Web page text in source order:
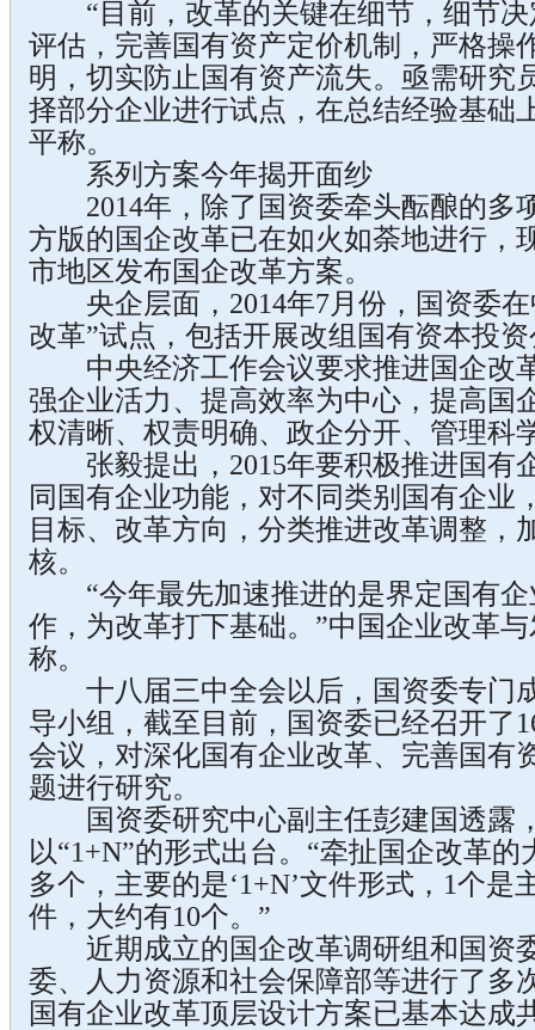
“目前，改革的关键在细节，细节决
评估，完善国有资产定价机制，严格操
明，切实防止国有资产流失。亟需研究
择部分企业进行试点，在总结经验基础
平称。
系列方案今年揭开面纱
2014年，除了国资委牵头酝酿的多
方版的国企改革已在如火如荼地进行，
市地区发布国企改革方案。
央企层面，2014年7月份，国资委在
改革”试点，包括开展改组国有资本投
中央经济工作会议要求推进国企改
强企业活力、提高效率为中心，提高国
权清晰、权责明确、政企分开、管理科
张毅提出，2015年要积极推进国有
同国有企业功能，对不同类别国有企业
目标、改革方向，分类推进改革调整，
核。
“今年最先加速推进的是界定国有企
作，为改革打下基础。”中国企业改革
称。
十八届三中全会以后，国资委专门
导小组，截至目前，国资委已经召开了
会议，对深化国有企业改革、完善国有
题进行研究。
国资委研究中心副主任彭建国透露
以“1+N”的形式出台。“牵扯国企改革
多个，主要的是‘1+N’文件形式，1个是
件，大约有10个。”
近期成立的国企改革调研组和国资
委、人力资源和社会保障部等进行了多
国有企业改革顶层设计方案已基本达成